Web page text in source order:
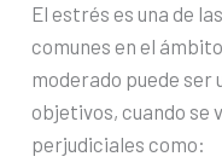
El estrés es una de
comunes en el
moderado puede
objetivos, cuando se
perjudiciales como: